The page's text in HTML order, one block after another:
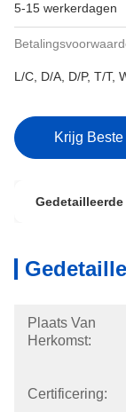
5-15 werkerdagen
L/C, D/A, D/P, T/T,
Krijg
Plaats Van
Herkomst:
Certificering: